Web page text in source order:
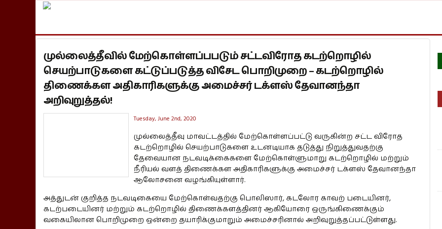
முல்லைத்தீவில் மேற்கொள்ளப்பபடும் சட்டவிரோத கடற்றொழில்
செயற்பாடுகளை கட்டுப்படுத்த விசேட பொறிமுறை – கடற்றொழில்
திணைக்கள அதிகாரிகளுக்கு அமைச்சர் டக்ளஸ் தேவானந்தா
அறிவுறுத்தல்!
Tuesday, June 2nd, 2020
முல்லைத்தீவு மாவட்டத்தில் மேற்கொள்ளப்பட்டு வருகின்ற சட்ட விரோத
கடற்றொழில் செயற்பாடுகளை உடனடியாக தடுத்து நிறுத்துவதற்கு
தேவையான நடவடிக்கைகளை மேற்கொள்ளுமாறு கடற்றொழில் மற்றும்
நீரியல் வளத் திணைக்கள அதிகாரிகளுக்கு அமைச்சர் டக்ளஸ் தேவானந்தா
ஆலோசனை வழங்கியுள்ளார்.
அத்துடன் குறித்த நடவடிகையை மேற்கொள்வதற்கு பொலிஸார், கடலோர காவற் படையினர்,
கடற்படையினர் மற்றும் கடற்றொழில் திணைக்களத்தினர் ஆகியோரை ஒருங்கிணைக்கும்
வகையிலான பொறிமுறை ஒன்றை தயாரிக்குமாறும் அமைச்சரினால் அறிவுறுத்தப்பட்டுள்ளது.